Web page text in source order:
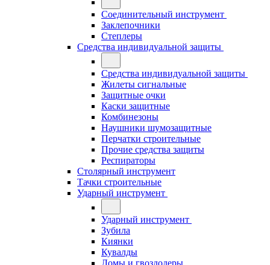
Соединительный инструмент
Заклепочники
Степлеры
Средства индивидуальной защиты
Средства индивидуальной защиты
Жилеты сигнальные
Защитные очки
Каски защитные
Комбинезоны
Наушники шумозащитные
Перчатки строительные
Прочие средства защиты
Респираторы
Столярный инструмент
Тачки строительные
Ударный инструмент
Ударный инструмент
Зубила
Киянки
Кувалды
Ломы и гвоздодеры